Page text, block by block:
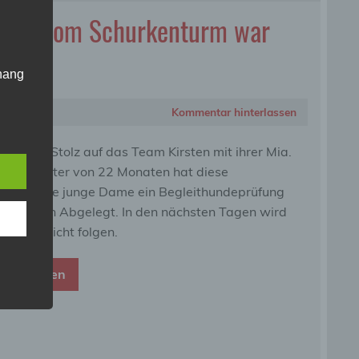
vom Schurkenturm war
Kommentar hinterlassen
sind so Stolz auf das Team Kirsten mit ihrer Mia.
zarten Alter von 22 Monaten hat diese
junge Dame ein Begleithundeprüfung
feinsten Abgelegt. In den nächsten Tagen wird
ein Bericht folgen.
Weiterlesen